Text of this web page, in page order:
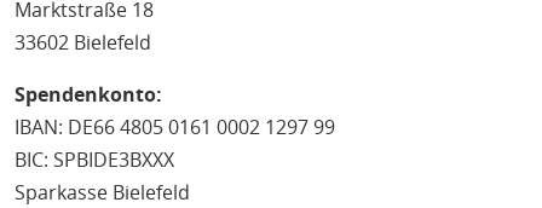
Marktstraße 18
33602 Bielefeld
Spendenkonto:
IBAN: DE66 4805 0161 0002 1297 99
BIC: SPBIDE3BXXX
Sparkasse Bielefeld